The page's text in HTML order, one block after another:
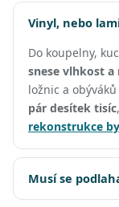
Vinyl, nebo
Do koupelny,
snese vlhkost a
ložnic a
pár desítek tisíc
rekonstrukce
Musí se